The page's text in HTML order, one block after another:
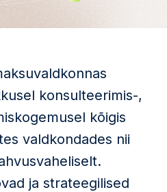
konsulteerimis-,
kõigis
valdkondades nii
ja strateegilised